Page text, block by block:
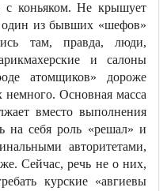
с коньяком. Не крышует
один из бывших «шефов»
там, правда, люди,
и салоны
атомщиков» дороже
Основная масса
вместо выполнения
на себя роль «решал» и
авторитетами,
Сейчас, речь не о них,
курские «авгиевы